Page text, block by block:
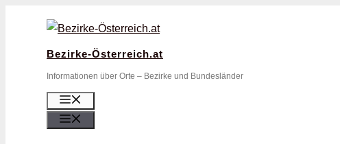
Bezirke-Österreich.at
Informationen über Orte – Bezirke und Bundesländer